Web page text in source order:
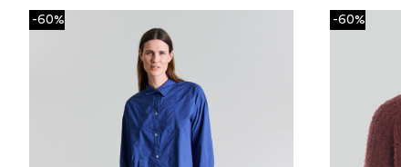
-60% -60%